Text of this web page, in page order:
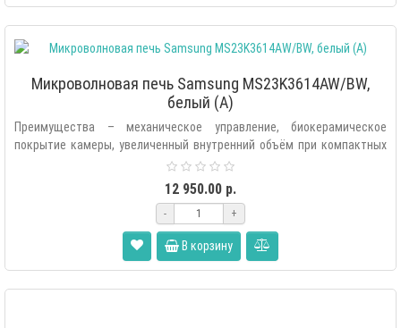
Микроволновая печь Samsung MS23K3614AW/BW,
белый (A)
Преимущества – механическое управление, биокерамическое
покрытие камеры, увеличенный внутренний объём при компактных
12 950.00 р.
- +
В корзину